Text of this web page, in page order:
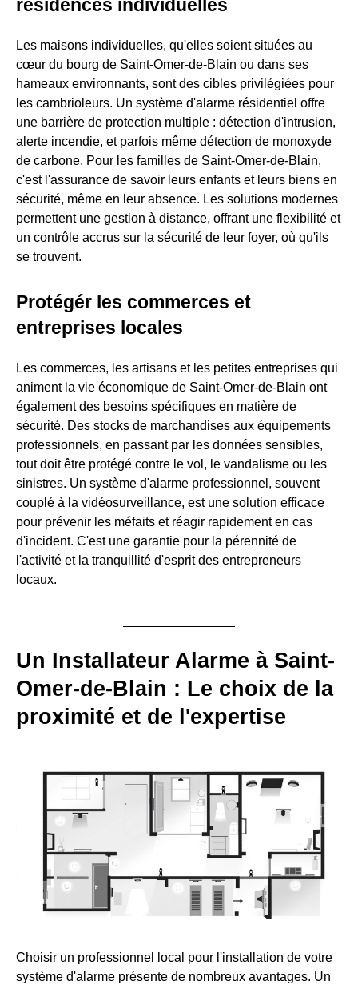
résidences individuelles
Les maisons individuelles, qu'elles soient situées au
cœur du bourg de Saint-Omer-de-Blain ou dans ses
hameaux environnants, sont des cibles privilégiées pour
les cambrioleurs. Un système d'alarme résidentiel offre
une barrière de protection multiple : détection d'intrusion,
alerte incendie, et parfois même détection de monoxyde
de carbone. Pour les familles de Saint-Omer-de-Blain,
c'est l'assurance de savoir leurs enfants et leurs biens en
sécurité, même en leur absence. Les solutions modernes
permettent une gestion à distance, offrant une flexibilité et
un contrôle accrus sur la sécurité de leur foyer, où qu'ils
se trouvent.
Protégér les commerces et
entreprises locales
Les commerces, les artisans et les petites entreprises qui
animent la vie économique de Saint-Omer-de-Blain ont
également des besoins spécifiques en matière de
sécurité. Des stocks de marchandises aux équipements
professionnels, en passant par les données sensibles,
tout doit être protégé contre le vol, le vandalisme ou les
sinistres. Un système d'alarme professionnel, souvent
couplé à la vidéosurveillance, est une solution efficace
pour prévenir les méfaits et réagir rapidement en cas
d'incident. C'est une garantie pour la pérennité de
l'activité et la tranquillité d'esprit des entrepreneurs
locaux.
Un Installateur Alarme à Saint-
Omer-de-Blain : Le choix de la
proximité et de l'expertise
Choisir un professionnel local pour l'installation de votre
système d'alarme présente de nombreux avantages. Un